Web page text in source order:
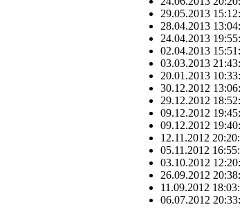
29.05.2013 15:12:
28.04.2013 13:04:
24.04.2013 19:55:
02.04.2013 15:51:
03.03.2013 21:43:
20.01.2013 10:33:
30.12.2012 13:06:
29.12.2012 18:52:
09.12.2012 19:45:
09.12.2012 19:40:
12.11.2012 20:20:
05.11.2012 16:55:
03.10.2012 12:20:
26.09.2012 20:38:
11.09.2012 18:03:
06.07.2012 20:33: